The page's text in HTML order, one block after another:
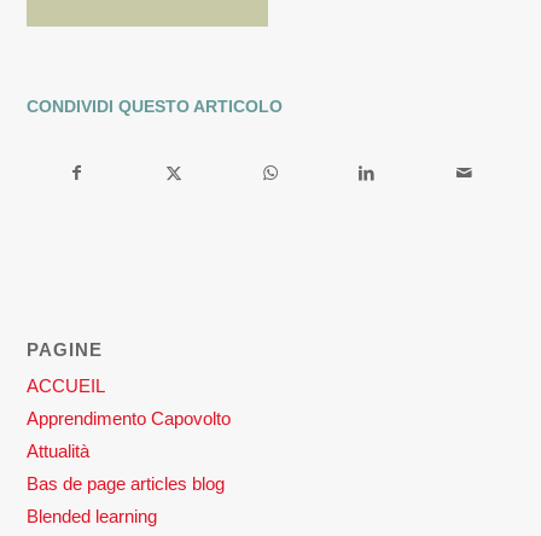
CONDIVIDI QUESTO ARTICOLO
PAGINE
ACCUEIL
Apprendimento Capovolto
Attualità
Bas de page articles blog
Blended learning